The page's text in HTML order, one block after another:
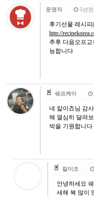
운영자 5년전
후기선물 레시
http://
추후 다음오프
능합니다
쉐프케이
네 칼이죠님 감
해 열심히 달려
박을 기원합니다
칼이조
안녕하세요
새해 복 많이